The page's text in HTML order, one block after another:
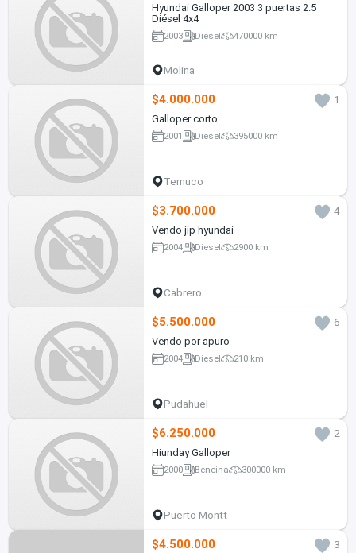
Hyundai Galloper 2003 3 puertas 2.5
Diésel 4x4
2003 Diesel 470000 km
Molina
$4.000.000
1
Galloper corto
2001 Diesel 395000 km
Temuco
$3.700.000
4
Vendo jip hyundai
2004 Diesel 2900 km
Cabrero
$5.500.000
6
Vendo por apuro
2004 Diesel 210 km
Pudahuel
$6.250.000
2
Hiunday Galloper
2000 Bencina 300000 km
Puerto Montt
$4.500.000
3